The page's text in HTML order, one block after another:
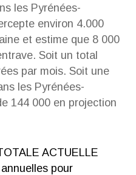
les Pyrénées-
environ 4.000
et estime que 8 000
Soit un total
par mois. Soit une
les Pyrénées-
144 000 en projection
ACTUELLE
pour